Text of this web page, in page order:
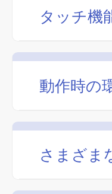
タッチ機
動作時の
さまざま